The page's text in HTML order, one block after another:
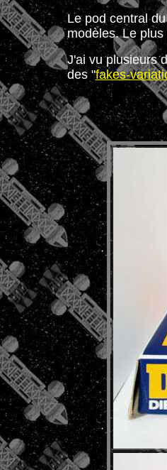
Le pod central
modèles. Le
J'ai vu plusieurs
des "fakes-